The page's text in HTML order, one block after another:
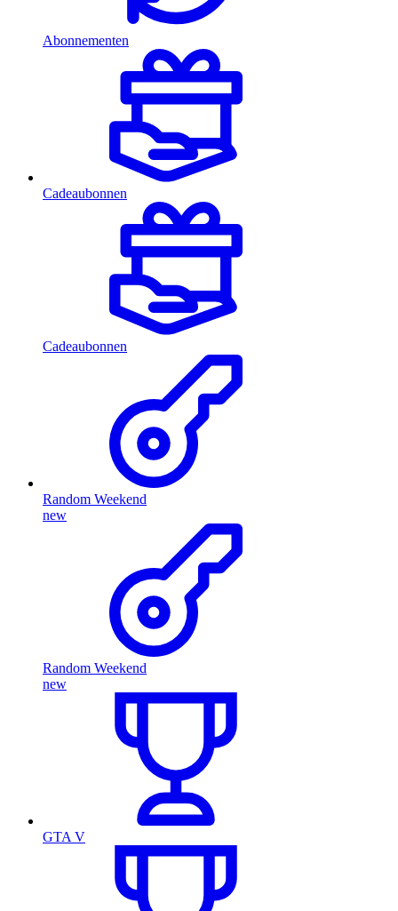
Abonnementen
Cadeaubonnen
Cadeaubonnen
Random Weekend
new
Random Weekend
new
GTA V